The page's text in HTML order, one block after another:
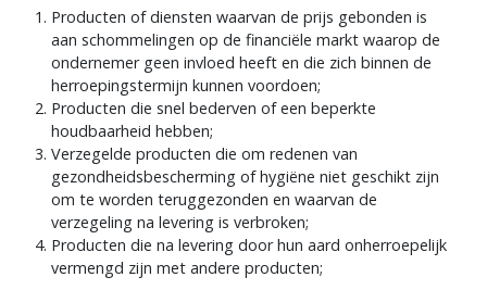
Producten of diensten waarvan de prijs gebonden is
aan schommelingen op de financiële markt waarop de
ondernemer geen invloed heeft en die zich binnen de
herroepingstermijn kunnen voordoen;
Producten die snel bederven of een beperkte
houdbaarheid hebben;
Verzegelde producten die om redenen van
gezondheidsbescherming of hygiëne niet geschikt zijn
om te worden teruggezonden en waarvan de
verzegeling na levering is verbroken;
Producten die na levering door hun aard onherroepelijk
vermengd zijn met andere producten;